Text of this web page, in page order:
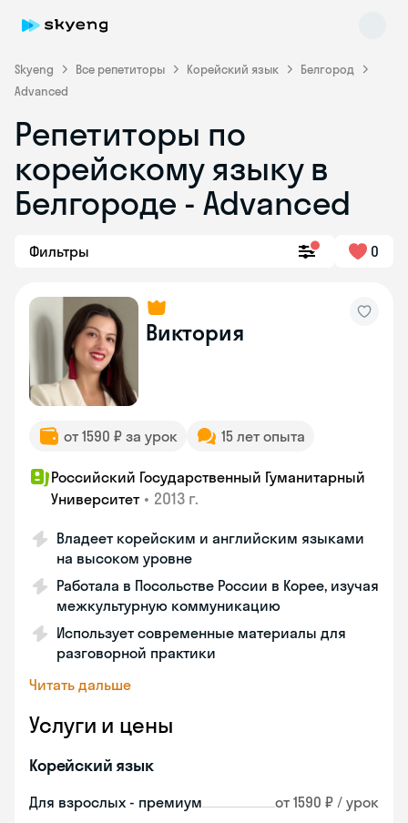
Skyeng Все репетиторы Корейский язык
Белгород
Advanced
Репетиторы по
корейскому языку в
Белгороде - Advanced
Фильтры 0
Виктория
от 1590 ₽ за урок 15 лет опыта
Российский Государственный Гуманитарный
Университет • 2013 г.
Владеет корейским и английским языками
на высоком уровне
Работала в Посольстве России в Корее, изучая
межкультурную коммуникацию
Использует современные материалы для
разговорной практики
Читать дальше
Услуги и цены
Корейский язык
Для взрослых - премиум от 1590 ₽ / урок
Skyeng Chat
online